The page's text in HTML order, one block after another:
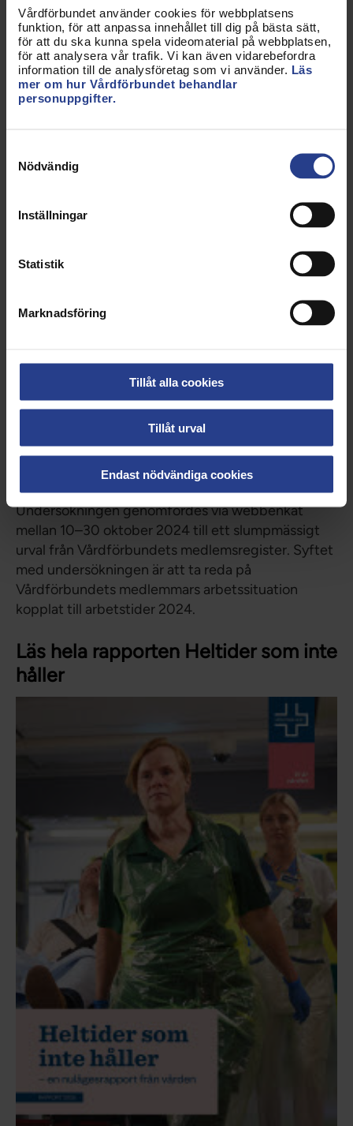
Vårdförbundet använder cookies för webbplatsens
funktion, för att anpassa innehållet till dig på bästa sätt,
för att du ska kunna spela videomaterial på webbplatsen,
för att analysera vår trafik. Vi kan även vidarebefordra
information till de analysföretag som vi använder. Läs
mer om hur Vårdförbundet behandlar
personuppgifter.
Nödvändig
Inställningar
Statistik
Marknadsföring
Tillåt alla cookies
Tillåt urval
Endast nödvändiga cookies
att de brukar sätta upp sig.
Vad är problemet med SMS-
listor?
tillräcklig omfattning riskerar det att leda
Ett säkerställande för medlemmarnas hälsa
och ostörd fritid.
Rimlig ersättning för det kvalificerade arbete
som våra yrkesgrupper utför.
Om undersökningen
Vårdförbundet har låtit Novus intervjua 8 104
medlemmar anställda inom kommun och region.
Undersökningen genomfördes via webbenkät
mellan 10–30 oktober 2024 till ett slumpmässigt
urval från Vårdförbundets medlemsregister. Syftet
med undersökningen är att ta reda på
Vårdförbundets medlemmars arbetssituation
kopplat till arbetstider 2024.
Läs hela rapporten Heltider som inte
håller